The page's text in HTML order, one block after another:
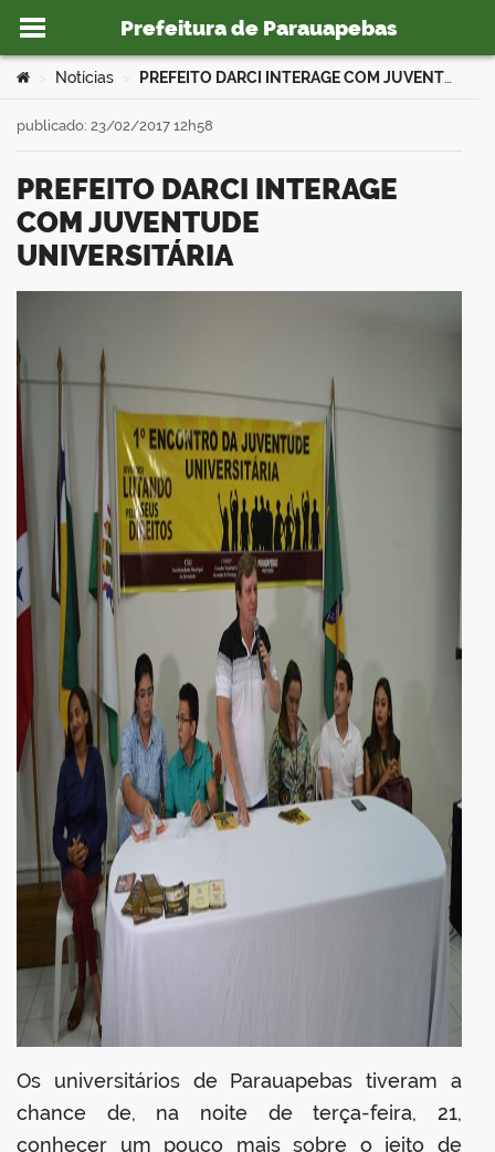
Ir para o conteúdo
Prefeitura de Parauapebas
portal
Você está aqui:
Notícias PREFEITO DARCI INTERAGE COM JUVENTUDE UNIVERSITÁRIA
PREFEITO DARCI INTERAGE
COM JUVENTUDE
UNIVERSITÁRIA
publicado: 23/02/2017 12h58
Os universitários de Parauapebas tiveram a
chance de, na noite de terça-feira, 21,
conhecer um pouco mais sobre o jeito de